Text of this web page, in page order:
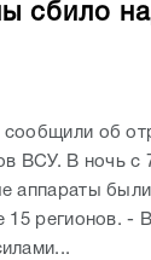
сбило
об
ВСУ. В ночь с
аппараты
15 регионов. -